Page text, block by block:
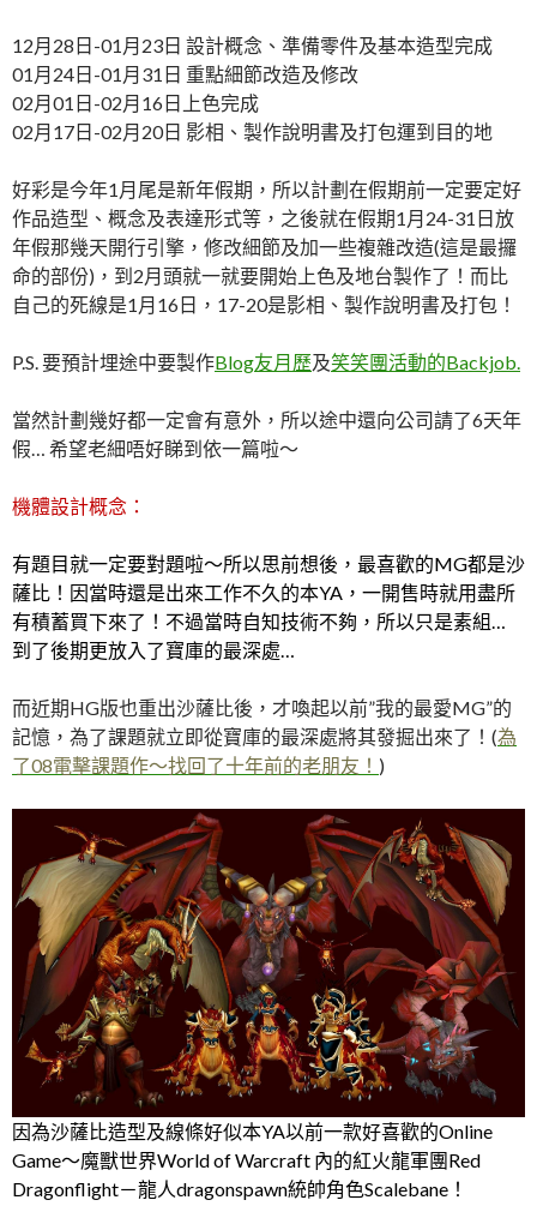
12月28日-01月23日 設計概念、準備零件及基本造型完成
01月24日-01月31日 重點細節改造及修改
02月01日-02月16日上色完成
02月17日-02月20日 影相、製作說明書及打包運到目的地
好彩是今年1月尾是新年假期，所以計劃在假期前一定要定好
作品造型、概念及表達形式等，之後就在假期1月24-31日放
年假那幾天開行引擎，修改細節及加一些複雜改造(這是最攞
命的部份)，到2月頭就一就要開始上色及地台製作了！而比
自己的死線是1月16日，17-20是影相、製作說明書及打包！
P.S. 要預計埋途中要製作Blog友月歷及笑笑團活動的Backjob.
當然計劃幾好都一定會有意外，所以途中還向公司請了6天年
假… 希望老細唔好睇到依一篇啦～
機體設計概念：
有題目就一定要對題啦～所以思前想後，最喜歡的MG都是沙
薩比！因當時還是出來工作不久的本YA，一開售時就用盡所
有積蓄買下來了！不過當時自知技術不夠，所以只是素組…
到了後期更放入了寶庫的最深處…
而近期HG版也重出沙薩比後，才喚起以前”我的最愛MG”的
記憶，為了課題就立即從寶庫的最深處將其發掘出來了！(為
了08電擊課題作～找回了十年前的老朋友！ )
因為沙薩比造型及線條好似本YA以前一款好喜歡的Online
Game～魔獸世界World of Warcraft 內的紅火龍軍團Red
Dragonflight－龍人dragonspawn統帥角色Scalebane！